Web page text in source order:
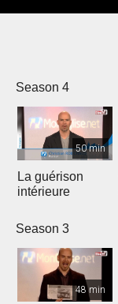
Season 4
50 min
La guérison
intérieure
Season 3
48 min